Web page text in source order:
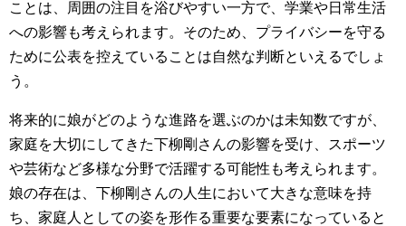
ことは、周囲の注目を浴びやすい一方で、学業や日常生活
への影響も考えられます。そのため、プライバシーを守る
ために公表を控えていることは自然な判断といえるでしょ
う。
将来的に娘がどのような進路を選ぶのかは未知数ですが、
家庭を大切にしてきた下柳剛さんの影響を受け、スポーツ
や芸術など多様な分野で活躍する可能性も考えられます。
娘の存在は、下柳剛さんの人生において大きな意味を持
ち、家庭人としての姿を形作る重要な要素になっていると